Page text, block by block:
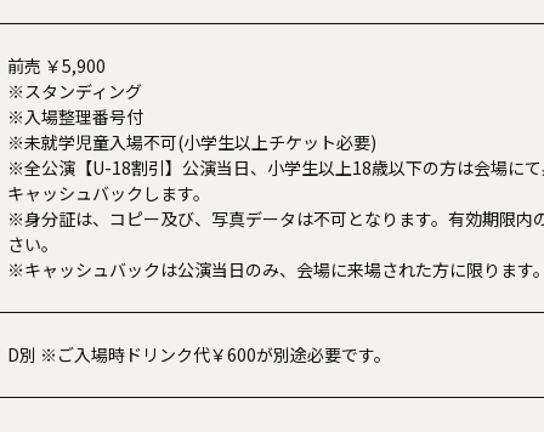
前売 ￥5,900
※スタンディング
※入場整理番号付
※未就学児童入場不可(小学生以上チケット必要)
※全公演【U-18割引】公演当日、小学生以上18歳以下の方は会場に
キャッシュバックします。
※身分証は、コピー及び、写真データは不可となります。有効期限内
さい。
※キャッシュバックは公演当日のみ、会場に来場された方に限ります。
D別 ※ご入場時ドリンク代￥600が別途必要です。